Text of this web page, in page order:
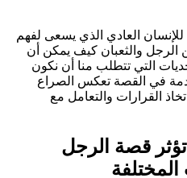
العادي الذي يسعى لفهم
الرجل والثعبان كيف يمكن أن
التي تتطلب منا أن نكون
في القصة تعكس الصراع
القرارات والتعامل مع
تؤثر قصة الرجل
المختلفة